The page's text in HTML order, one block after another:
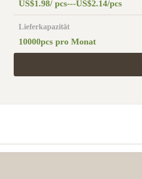
US$1.98/ pcs---US$2.14/pcs
Lieferkapazität
10000pcs pro Monat